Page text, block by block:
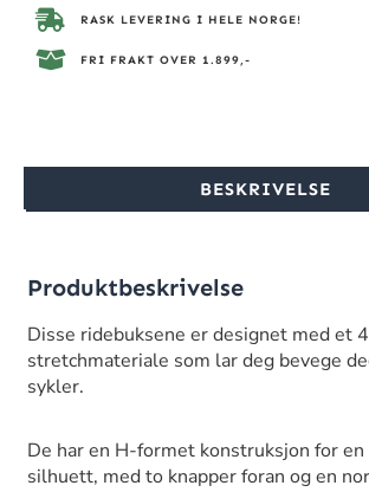
RASK LEVERING I HELE NORGE!
FRI FRAKT OVER 1.899,-
BESKRIVELSE
Produktbeskrivelse
Disse ridebuksene er designet med et
stretchmateriale som lar deg bevege
sykler.
De har en H-formet konstruksjon for
silhuett, med to knapper foran og en